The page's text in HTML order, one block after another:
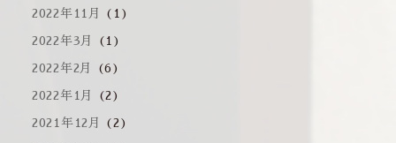
2022年11月 (1)
2022年3月 (1)
2022年2月 (6)
2022年1月 (2)
2021年12月 (2)